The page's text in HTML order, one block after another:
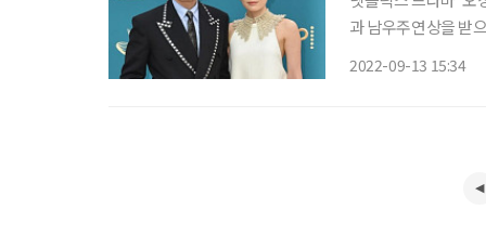
과 남우주연상을 받
2022-09-13 15:34